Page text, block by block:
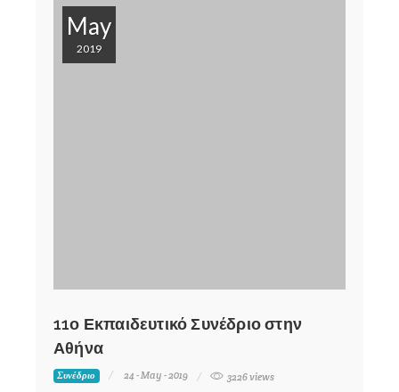
May
2019
11ο Εκπαιδευτικό Συνέδριο στην
Αθήνα
Συνέδριο 24 - May - 2019 3226 views